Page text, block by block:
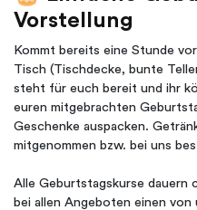
Vorstellung
Kommt bereits eine Stunde
Tisch (Tischdecke, bunte
steht für euch bereit und ihr
euren mitgebrachten
Geschenke auspacken.
mitgenommen bzw. bei uns
Alle Geburtstagskurse dauern
bei allen Angeboten einen